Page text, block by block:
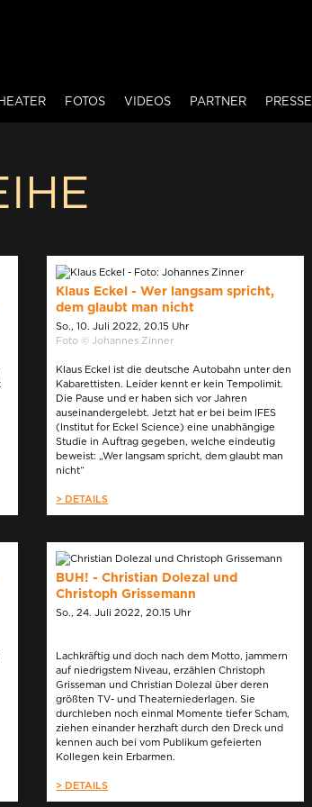
FOTOS VIDEOS PARTNER PRESSE
Klaus Eckel - Wer langsam spricht,
dem glaubt man nicht
So., 10. Juli 2022, 20.15 Uhr
Foto © Johannes Zinner
Klaus Eckel ist die deutsche Autobahn unter den
Kabarettisten. Leider kennt er kein Tempolimit.
Die Pause und er haben sich vor Jahren
auseinandergelebt. Jetzt hat er bei beim IFES
(Institut for Eckel Science) eine unabhängige
Studie in Auftrag gegeben, welche eindeutig
beweist: „Wer langsam spricht, dem glaubt man
nicht“
> DETAILS
BUH! - Christian Dolezal und
Christoph Grissemann
So., 24. Juli 2022, 20.15 Uhr
Lachkräftig und doch nach dem Motto, jammern
auf niedrigstem Niveau, erzählen Christoph
Grisseman und Christian Dolezal über deren
größten TV- und Theaterniederlagen. Sie
durchleben noch einmal Momente tiefer Scham,
ziehen einander herzhaft durch den Dreck und
kennen auch bei vom Publikum gefeierten
Kollegen kein Erbarmen.
> DETAILS